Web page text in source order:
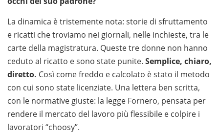
La dinamica è tristemente nota: storie di sfruttamento
e ricatti che troviamo nei giornali, nelle inchieste, tra le
carte della magistratura. Queste tre donne non hanno
ceduto al ricatto e sono state punite. Semplice, chiaro,
diretto. Così come freddo e calcolato è stato il metodo
con cui sono state licenziate. Una lettera ben scritta,
con le normative giuste: la legge Fornero, pensata per
rendere il mercato del lavoro più flessibile e colpire i
lavoratori “choosy”.